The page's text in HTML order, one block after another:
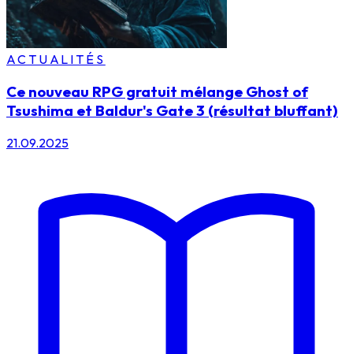
ACTUALITÉS
Ce nouveau RPG gratuit mélange Ghost of
Tsushima et Baldur's Gate 3 (résultat bluffant)
21.09.2025